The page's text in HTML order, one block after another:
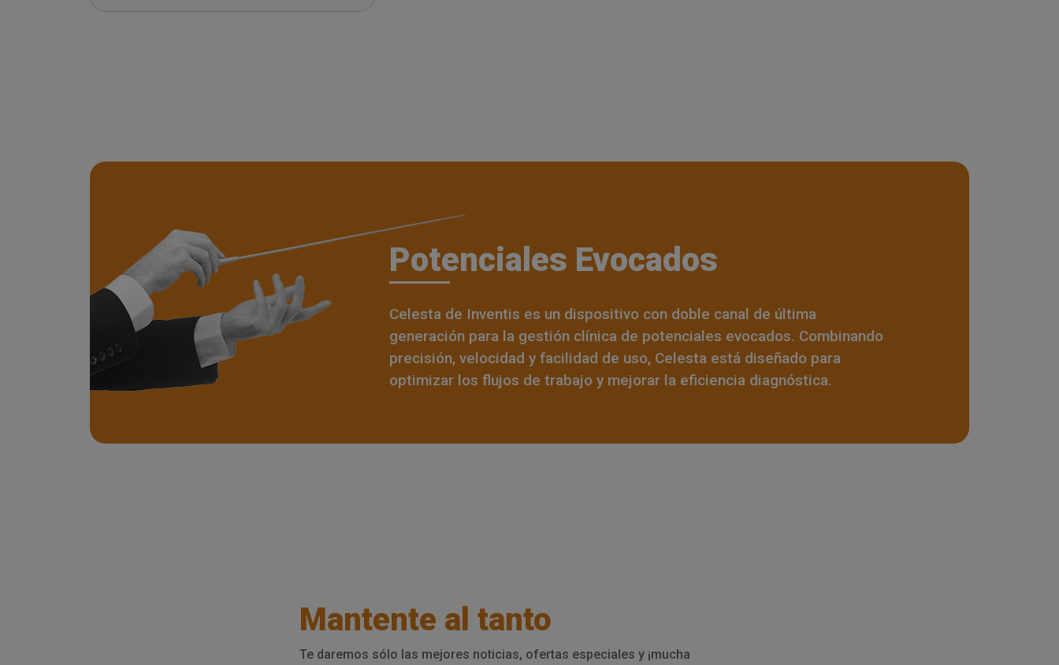
Potenciales Evocados
Celesta de Inventis es un dispositivo con doble canal de última
generación para la gestión clínica de potenciales evocados. Combinando
precisión, velocidad y facilidad de uso, Celesta está diseñado para
optimizar los flujos de trabajo y mejorar la eficiencia diagnóstica.
Mantente al tanto
Te daremos sólo las mejores noticias, ofertas especiales y ¡mucha